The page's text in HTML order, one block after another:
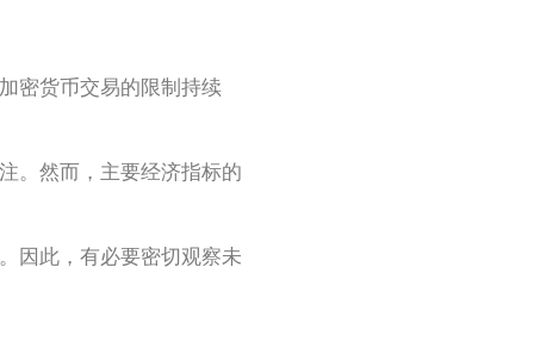
密货币交易的限制持续
。然而，主要经济指标的
因此，有必要密切观察未